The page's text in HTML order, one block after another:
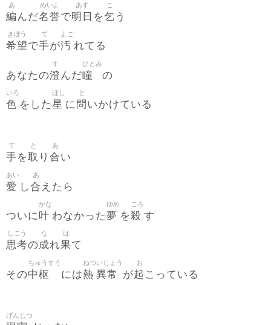
編
あ
んだ名誉
めいよ
で明日
あす
を乞
こ
う
希望
きぼう
で手
て
が汚
よご
れてる
あなたの澄
す
んだ瞳
ひとみ
の
色
いろ
をした星
ほし
に 問
と
いかけている
手
て
を取
と
り 合
あ
い
愛
あい
し合
あ
えたら
ついに叶
かな
わなかった夢
ゆめ
を殺
ころ
す
思考
しこう
の成
な
れ果
は
て
その中枢
ちゅうすう
には熱
ねつ
異常
いじょう
が起
お
こっている
げんじつ